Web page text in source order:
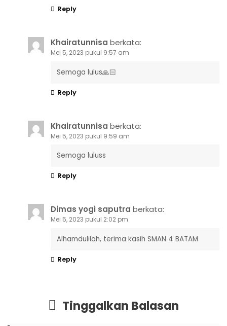
Reply
Khairatunnisa berkata:
Mei 5, 2023 pukul 9:57 am
Semoga lulus🙏🏻
Reply
Khairatunnisa berkata:
Mei 5, 2023 pukul 9:59 am
Semoga luluss
Reply
Dimas yogi saputra berkata:
Mei 5, 2023 pukul 2:02 pm
Alhamdulilah, terima kasih SMAN 4 BATAM
Reply
Tinggalkan Balasan